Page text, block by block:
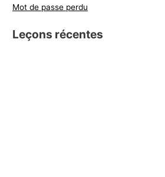
Mot de passe perdu
Leçons récentes